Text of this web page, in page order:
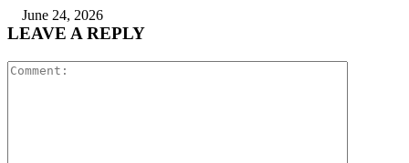
June 24, 2026
LEAVE A REPLY